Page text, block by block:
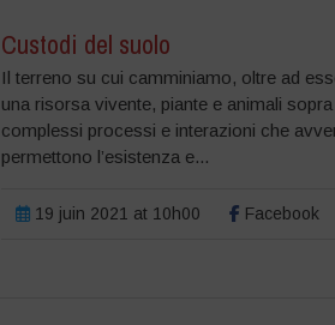
Custodi del suolo
Il terreno su cui camminiamo, oltre ad
una risorsa vivente, piante e animali
complessi processi e interazioni che
permettono l’esistenza e...
19 juin 2021 at 10h00 Facebook